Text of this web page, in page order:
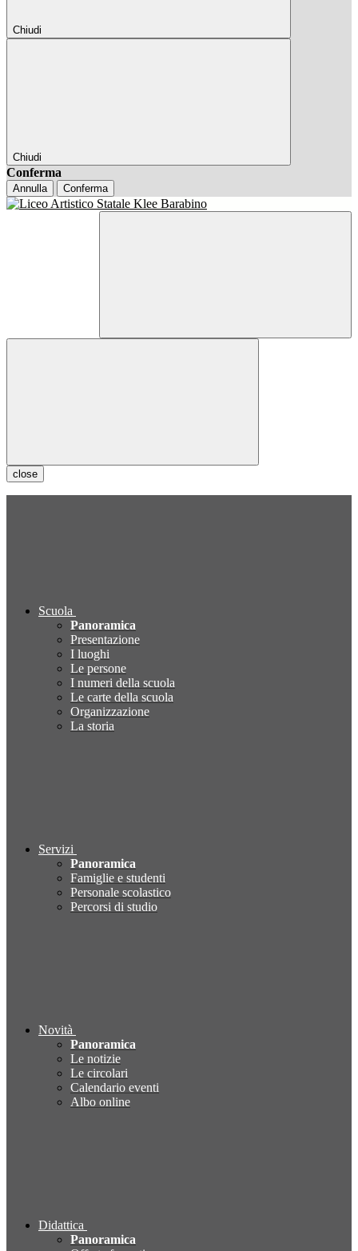
Chiudi
Chiudi
Conferma
Annulla Conferma
close
Scuola
Panoramica
Presentazione
I luoghi
Le persone
I numeri della scuola
Le carte della scuola
Organizzazione
La storia
Servizi
Panoramica
Famiglie e studenti
Personale scolastico
Percorsi di studio
Novità
Panoramica
Le notizie
Le circolari
Calendario eventi
Albo online
Didattica
Panoramica